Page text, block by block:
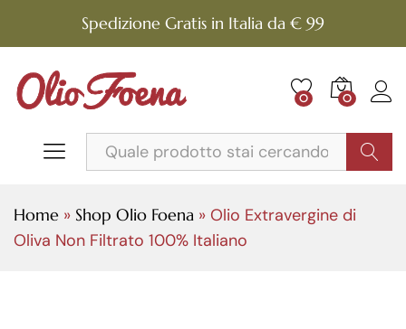
Spedizione Gratis in Italia da € 99
0 0
Home » Shop Olio Foena » Olio Extravergine di
Oliva Non Filtrato 100% Italiano